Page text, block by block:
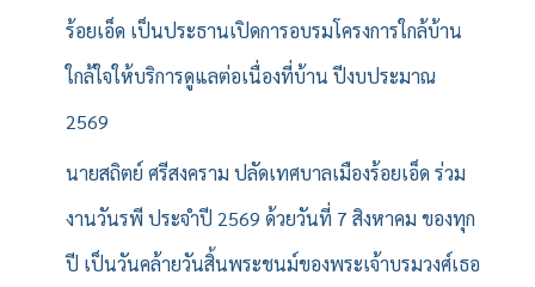
ร้อยเอ็ด เป็นประธานเปิดการอบรมโครงการใกล้บ้าน
ใกล้ใจให้บริการดูแลต่อเนื่องที่บ้าน ปีงบประมาณ
2569
นายสถิตย์ ศรีสงคราม ปลัดเทศบาลเมืองร้อยเอ็ด ร่วม
งานวันรพี ประจำปี 2569 ด้วยวันที่ 7 สิงหาคม ของทุก
ปี เป็นวันคล้ายวันสิ้นพระชนม์ของพระเจ้าบรมวงศ์เธอ